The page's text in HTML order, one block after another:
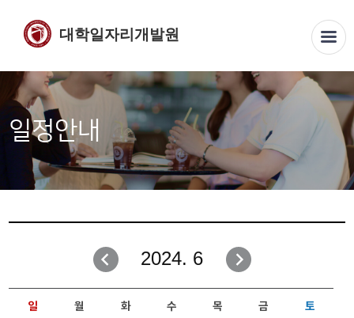
대학일자리개발원
일정안내
2024. 6
일 월 화 수 목 금 토